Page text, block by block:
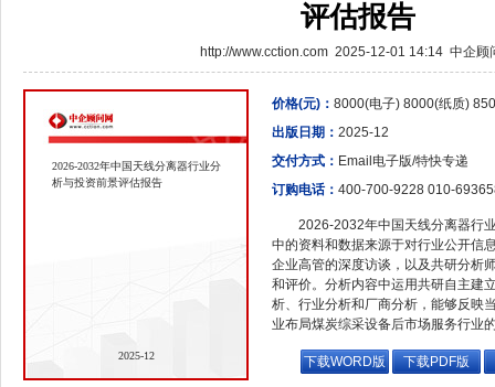
评估报告
http://www.cction.com 2025-12-01 14:14 中企顾
2026-2032年中国天线分离器行业分
析与投资前景评估报告
2025-12
价格(元)： 8000(电子) 8000(纸质)
出版日期： 2025-12
交付方式： Email电子版/特快专递
订购电话： 400-700-9228 010-
2026-2032年中国天线分离器行
中的资料和数据来源于对行业公开信
企业高管的深度访谈，以及共研分析
和评价。分析内容中运用共研自主建
析、行业分析和厂商分析，能够反映
业布局煤炭综采设备后市场服务行业
下载WORD版 下载PDF版